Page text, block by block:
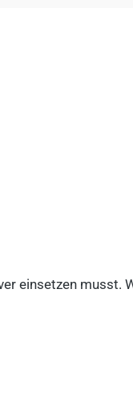
einsetzen musst.